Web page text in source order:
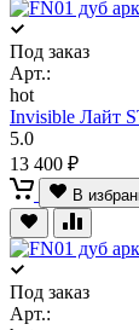
Под заказ
Арт.:
hot
Invisible Лайт
5.0
13 400 ₽
В
Под заказ
Арт.: